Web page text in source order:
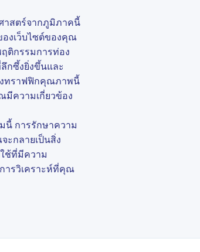
าสตร์จากภูมิภาคนี้
องเว็บไซต์ของคุณ
ติกรรมการท่อง
กซึ้งยิ่งขึ้นและ
งทราฟฟิกคุณภาพนี้
ความเกี่ยวข้อง
นี้ การรักษาความ
ะกลายเป็นสิ่ง
ช้ที่มีความ
ารวิเคราะห์ที่คุณ